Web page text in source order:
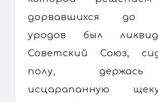
дорвавшихся до
уродов был
Советский Союз,
полу,
исцарапанную